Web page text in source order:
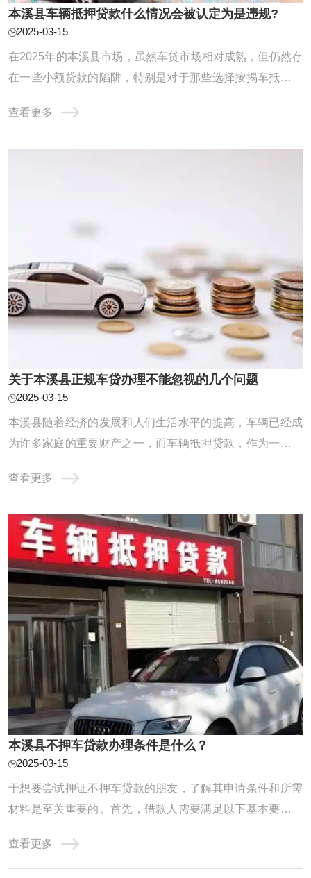
本溪县车辆抵押贷款什么情况会被认定为是违规?
2025-03-15
在2025年的本溪县市场，虽然车贷市场相对成熟，但仍然存
在一些小额贷款的陷阱，特别是对于那些选择按揭车抵押贷
阱，帮助您避免不必要的财务困扰和法律风险。车辆评估值
与贷款额比例不得超过50%。关于抵押车的新闻一直层出不
查看更多
关于本溪县正规车贷办理不能忽视的几个问题
2025-03-15
本溪县随着经济的发展和人们生活水平的提高，车辆已经成
为许多家庭的重要财产之一，而车辆抵押贷款，作为一种快
理车辆抵押贷款，以下两个细节你必须知道：在办理本溪县
正规车贷的时候要注意，本溪县正规车贷也是有严格的条件
限制的，额度也不是你想多少就有多少的，那 ...
查看更多
本溪县不押车贷款办理条件是什么？
2025-03-15
于想要尝试押证不押车贷款的朋友，了解其申请条件和所需
材料是至关重要的。首先，借款人需要满足以下基本要求：
贷款的合法性。车辆的所有权必须清晰，这包括提供身份
证、户口本以及证明其工作和收入稳定的工作证明和收入证
查看更多